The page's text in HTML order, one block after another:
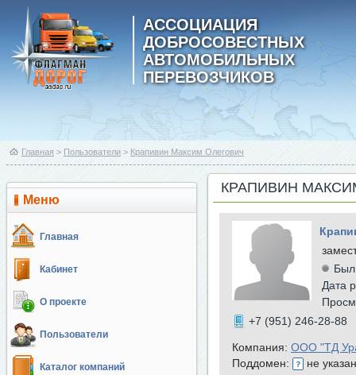
АССОЦИАЦИЯ
ДОБРОСОВЕСТНЫХ
АВТОМОБИЛЬНЫХ
ПЕРЕВОЗЧИКОВ
Главная > Пользователи > Крапивин Максим Олегович
Меню
Главная
Кабинет
О проекте
Пользователи
Каталог компаний
КРАПИВИН
Был
Дата
+7 (951) 246-28-88
Компания: ООО "ТД
Поддомен:
не